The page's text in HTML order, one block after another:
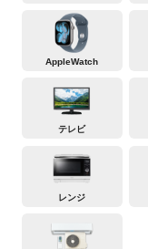
AppleWatch
テレビ
レンジ